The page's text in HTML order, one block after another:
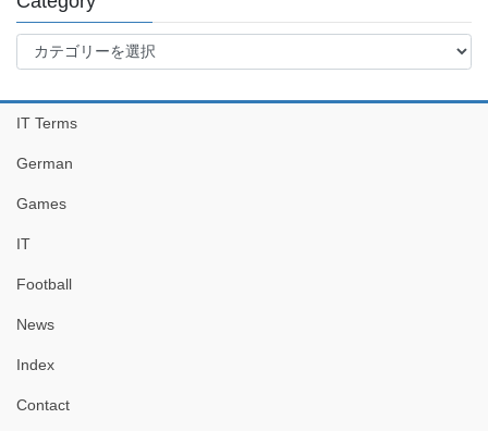
Category
IT Terms
German
Games
IT
Football
News
Index
Contact